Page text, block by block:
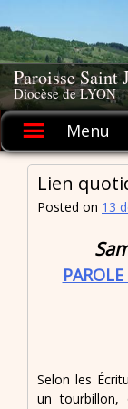
to
content
Paroisse Saint
Diocèse de LYON
Menu
Lien
Posted on 13
Selon les
un tourbillon,